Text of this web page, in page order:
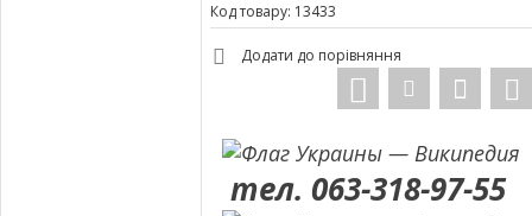
Код товару: 13433
Додати до порівняння
тел. 063-318-97-55